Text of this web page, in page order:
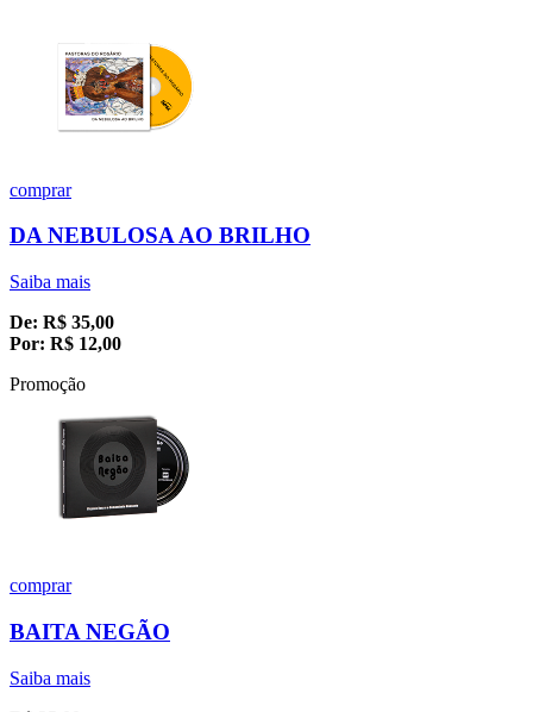
comprar
DA NEBULOSA AO BRILHO
Saiba mais
De: R$ 35,00
Por: R$ 12,00
Promoção
comprar
BAITA NEGÃO
Saiba mais